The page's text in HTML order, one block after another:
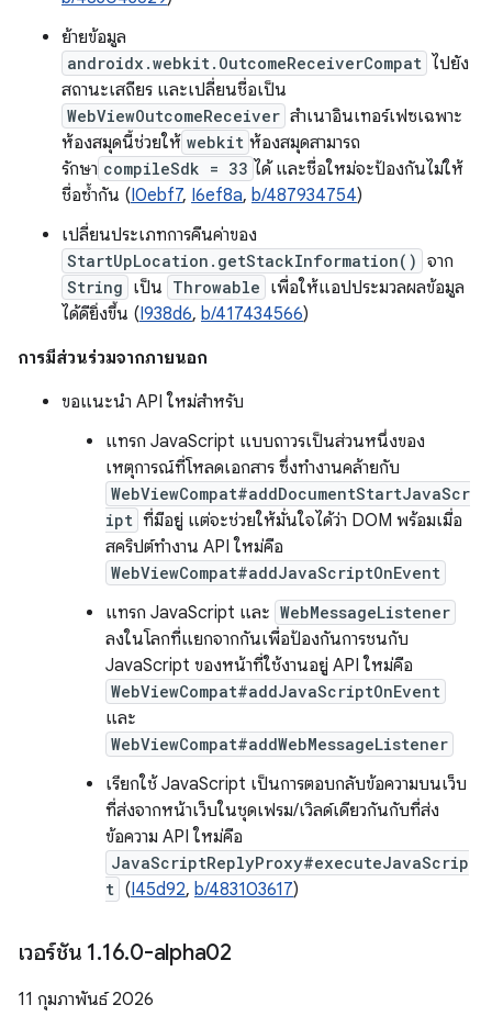
ย้ายข้อมูล
androidx.webkit.OutcomeReceiverCompat ไปยัง
สถานะเสถียร และเปลี่ยนชื่อเป็น
WebViewOutcomeReceiver สำเนาอินเทอร์เฟซเฉพาะ
ห้องสมุดนี้ช่วยให้ webkit ห้องสมุดสามารถ
รักษา compileSdk = 33 ได้ และชื่อใหม่จะป้องกันไม่ให้
ชื่อซ้ำกัน (I0ebf7, I6ef8a, b/487934754)
เปลี่ยนประเภทการคืนค่าของ
StartUpLocation.getStackInformation() จาก
String เป็น Throwable เพื่อให้แอปประมวลผลข้อมูล
ได้ดียิ่งขึ้น (I938d6, b/417434566)
การมีส่วนร่วมจากภายนอก
ขอแนะนำ API ใหม่สำหรับ
แทรก JavaScript แบบถาวรเป็นส่วนหนึ่งของ
เหตุการณ์ที่โหลดเอกสาร ซึ่งทำงานคล้ายกับ
WebViewCompat#addDocumentStartJavaScr
ipt ที่มีอยู่ แต่จะช่วยให้มั่นใจได้ว่า DOM พร้อมเมื่อ
สคริปต์ทำงาน API ใหม่คือ
WebViewCompat#addJavaScriptOnEvent
แทรก JavaScript และ WebMessageListener
ลงในโลกที่แยกจากกันเพื่อป้องกันการชนกับ
JavaScript ของหน้าที่ใช้งานอยู่ API ใหม่คือ
WebViewCompat#addJavaScriptOnEvent
และ
WebViewCompat#addWebMessageListener
เรียกใช้ JavaScript เป็นการตอบกลับข้อความบนเว็บ
ที่ส่งจากหน้าเว็บในชุดเฟรม/เวิลด์เดียวกันกับที่ส่ง
ข้อความ API ใหม่คือ
JavaScriptReplyProxy#executeJavaScrip
t (I45d92, b/483103617)
เวอร์ชัน 1.16.0-alpha02
11 กุมภาพันธ์ 2026